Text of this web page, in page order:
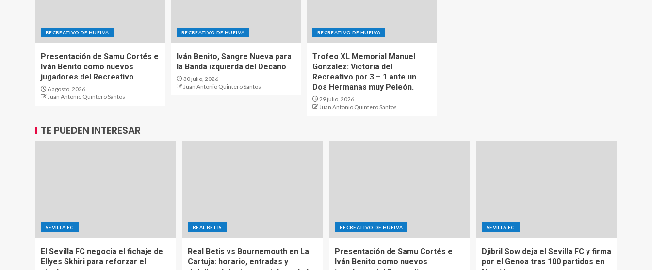
RECREATIVO DE HUELVA
Presentación de Samu Cortés e
Iván Benito como nuevos
jugadores del Recreativo
6 agosto, 2026
Juan Antonio Quintero Santos
RECREATIVO DE HUELVA
Iván Benito, Sangre Nueva para
la Banda izquierda del Decano
30 julio, 2026
Juan Antonio Quintero Santos
RECREATIVO DE HUELVA
Trofeo XL Memorial Manuel
Gonzalez: Victoria del
Recreativo por 3 – 1 ante un
Dos Hermanas muy Peleón.
29 julio, 2026
Juan Antonio Quintero Santos
TE PUEDEN INTERESAR
SEVILLA FC
El Sevilla FC negocia el fichaje de
Ellyes Skhiri para reforzar el
REAL BETIS
Real Betis vs Bournemouth en La
Cartuja: horario, entradas y
RECREATIVO DE HUELVA
Presentación de Samu Cortés e
Iván Benito como nuevos
SEVILLA FC
Djibril Sow deja el Sevilla FC y firma
por el Genoa tras 100 partidos en